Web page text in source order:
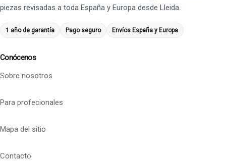
piezas revisadas a toda España y Europa desde Lleida.
1 año de garantía Pago seguro Envíos España y Europa
Conócenos
Sobre nosotros
Para profecionales
Mapa del sitio
Contacto